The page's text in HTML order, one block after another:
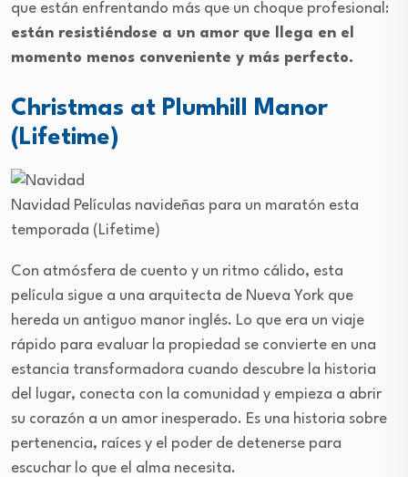
que están enfrentando más que un choque profesional:
están resistiéndose a un amor que llega en el
momento menos conveniente y más perfecto.
Christmas at Plumhill Manor
(Lifetime)
Navidad Películas navideñas para un maratón esta
temporada (Lifetime)
Con atmósfera de cuento y un ritmo cálido, esta
película sigue a una arquitecta de Nueva York que
hereda un antiguo manor inglés. Lo que era un viaje
rápido para evaluar la propiedad se convierte en una
estancia transformadora cuando descubre la historia
del lugar, conecta con la comunidad y empieza a abrir
su corazón a un amor inesperado. Es una historia sobre
pertenencia, raíces y el poder de detenerse para
escuchar lo que el alma necesita.